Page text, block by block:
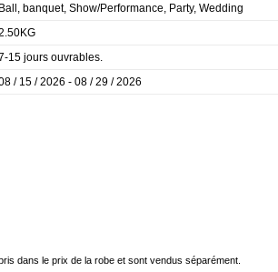
Ball, banquet, Show/Performance, Party, Wedding
15 jours ouvrables.
/ 15 / 2026 - 08 / 29 / 2026
dans le prix de la robe et sont vendus séparément.